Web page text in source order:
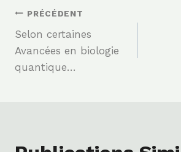
Navigation
De
L’article
PRÉCÉDENT
Selon certaines
Avancées en biologie
quantique…